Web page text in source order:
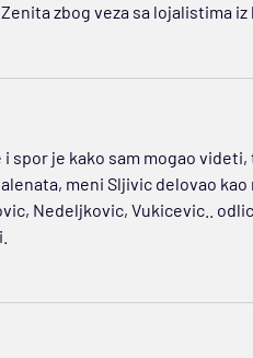
zbog veza sa lojalistima iz
spor je kako sam mogao
meni Sljivic delovao
Nedeljkovic, Vukicevic..